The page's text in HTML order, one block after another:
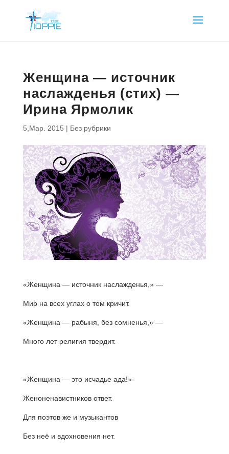
Женщина — источник
наслажденья (стих) —
Ирина Ярмолик
5,Мар. 2015 | Без рубрики
«Женщина — источник наслажденья,» —
Мир на всех углах о том кричит.
«Женщина — рабыня, без сомненья,» —
Много лет религия твердит.
«Женщина — это исчадье ада!»-
Женоненавистников ответ.
Для поэтов же и музыкантов
Без неё и вдохновения нет.